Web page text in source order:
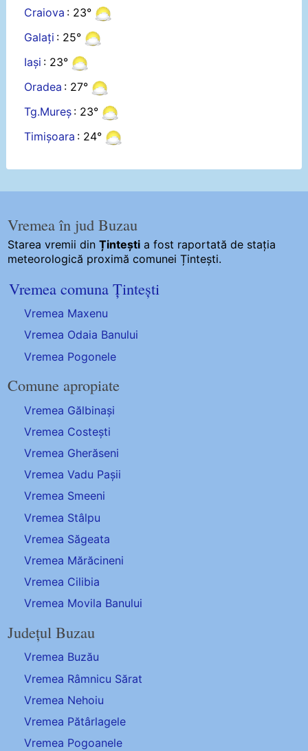
Craiova : 23°
Galați : 25°
Iași : 23°
Oradea : 27°
Tg.Mureș : 23°
Timișoara : 24°
Vremea în jud Buzau
Starea vremii dinȚintești a fost raportată de stația
meteorologică proximă comunei Țintești.
Vremea comuna Țintești
Vremea Maxenu
Vremea Odaia Banului
Vremea Pogonele
Comune apropiate
Vremea Gălbinași
Vremea Costești
Vremea Gherăseni
Vremea Vadu Pașii
Vremea Smeeni
Vremea Stâlpu
Vremea Săgeata
Vremea Mărăcineni
Vremea Cilibia
Vremea Movila Banului
Județul Buzau
Vremea Buzău
Vremea Râmnicu Sărat
Vremea Nehoiu
Vremea Pătârlagele
Vremea Pogoanele